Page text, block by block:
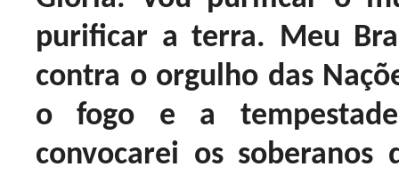
purificar a terra. Meu
contra o orgulho das
o fogo e a
convocarei os